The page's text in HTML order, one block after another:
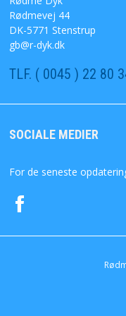
SØGNING
DIN KONTO
FAVORIT
KONTAKT OS
Rødmevej 44
DK-5771 Stenstrup
gb@r-dyk.dk
TLF. ( 0045 ) 22 80
SOCIALE MEDIER
For de seneste